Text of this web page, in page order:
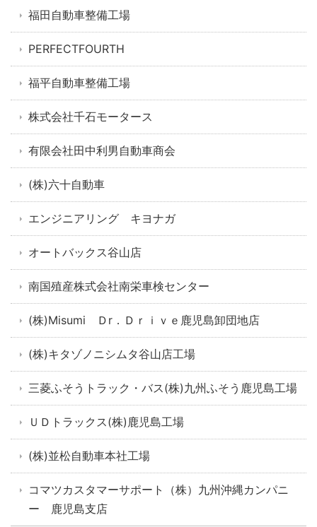
福田自動車整備工場
PERFECTFOURTH
福平自動車整備工場
株式会社千石モータース
有限会社田中利男自動車商会
(株)六十自動車
エンジニアリング キヨナガ
オートバックス谷山店
南国殖産株式会社南栄車検センター
(株)Misumi Ｄr．Ｄｒｉｖｅ鹿児島卸団地店
(株)キタゾノニシムタ谷山店工場
三菱ふそうトラック・バス(株)九州ふそう鹿児島工場
ＵＤトラックス(株)鹿児島工場
(株)並松自動車本社工場
コマツカスタマーサポート（株）九州沖縄カンパニ
ー 鹿児島支店